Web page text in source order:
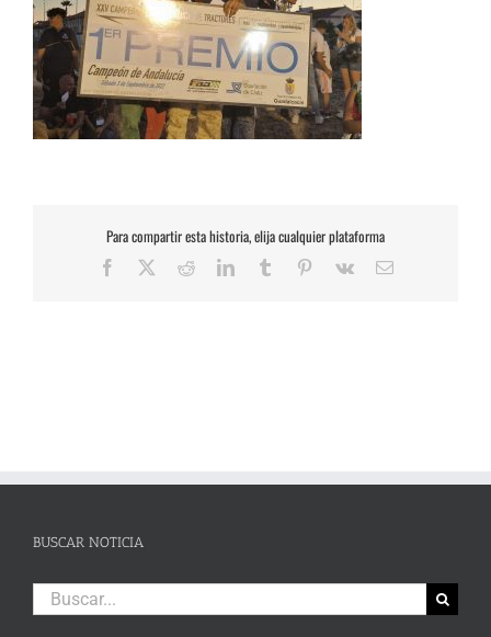
Para compartir esta historia, elija cualquier plataforma
Facebook RedditLinkedInTumblr Pinterest
Vk
Correo
BUSCAR NOTICIA
Buscar: